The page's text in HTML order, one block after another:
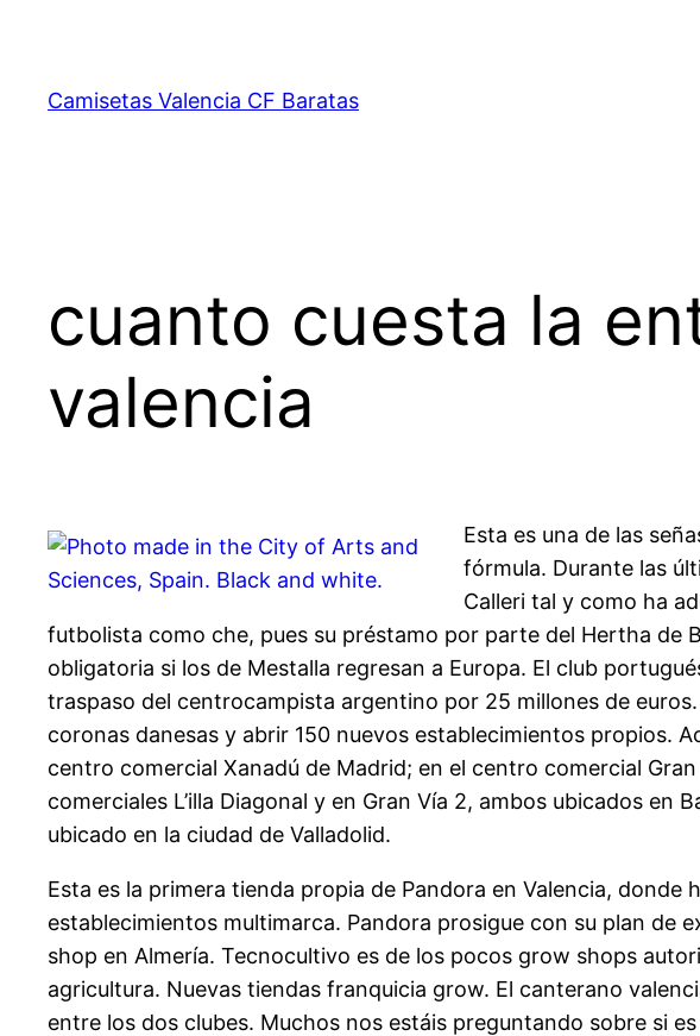
contenido
Camisetas Valencia CF Baratas
cuanto cuesta la
valencia
Esta es una de las
fórmula. Durante las
Calleri tal y como ha
futbolista como che, pues su préstamo por parte del Hertha de
obligatoria si los de Mestalla regresan a Europa. El club
traspaso del centrocampista argentino por 25 millones de
coronas danesas y abrir 150 nuevos establecimientos propios.
centro comercial Xanadú de Madrid; en el centro comercial
comerciales L’illa Diagonal y en Gran Vía 2, ambos ubicados
ubicado en la ciudad de Valladolid.
Esta es la primera tienda propia de Pandora en Valencia,
establecimientos multimarca. Pandora prosigue con su plan de
shop en Almería. Tecnocultivo es de los pocos grow shops
agricultura. Nuevas tiendas franquicia grow. El canterano
entre los dos clubes. Muchos nos estáis preguntando sobre si